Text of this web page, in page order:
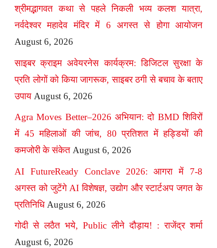
श्रीमद्भागवत कथा से पहले निकली भव्य कलश यात्रा,
नर्वदेश्वर महादेव मंदिर में 6 अगस्त से होगा आयोजन
August 6, 2026
साइबर क्राइम अवेयरनेस कार्यक्रम: डिजिटल सुरक्षा के
प्रति लोगों को किया जागरूक, साइबर ठगी से बचाव के बताए
उपाय August 6, 2026
Agra Moves Better–2026 अभियान: दो BMD शिविरों
में 45 महिलाओं की जांच, 80 प्रतिशत में हड्डियों की
कमजोरी के संकेत August 6, 2026
AI FutureReady Conclave 2026: आगरा में 7-8
अगस्त को जुटेंगे AI विशेषज्ञ, उद्योग और स्टार्टअप जगत के
प्रतिनिधि August 6, 2026
गोदी से लठैत भये, Public लीने दौड़ाय! : राजेंद्र शर्मा
August 6, 2026